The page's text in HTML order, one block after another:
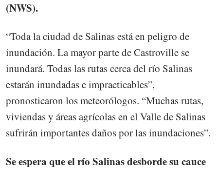
(NWS).
“Toda la ciudad de Salinas está en peligro de
inundación. La mayor parte de Castroville se
inundará. Todas las rutas cerca del río Salinas
estarán inundadas e impracticables”,
pronosticaron los meteorólogos. “Muchas rutas,
viviendas y áreas agrícolas en el Valle de Salinas
sufrirán importantes daños por las inundaciones”.
Se espera que el río Salinas desborde su cauce